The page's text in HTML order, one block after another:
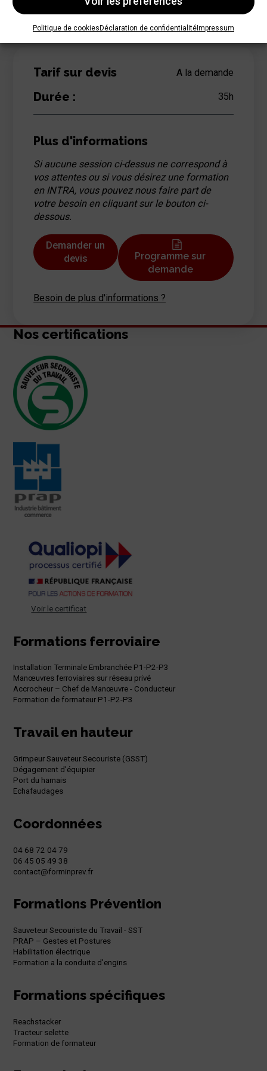
Politique de cookiesDéclaration de confidentialitéImpressum
Évalution formative et sommative, cf programme à la
Tarif sur devis A la demande
Durée : 35h
Plus d'informations
Si aucune session ci-dessus ne correspond à
vos attentes ou si vous désirez une formation
en INTRA, vous pouvez nous faire part de
votre besoin en cliquant sur le bouton ci-
dessous.
Demander un
devis
Programme sur
demande
Besoin de plus d'informations ?
Nos certifications
Voir le certificat
Formations ferroviaire
Installation Terminale Embranchée P1-P2-P3
Manœuvres ferroviaires sur réseau privé
Accrocheur – Chef de Manœuvre - Conducteur
Formation de formateur P1-P2-P3
Travail en hauteur
Grimpeur Sauveteur Secouriste (GSST)
Dégagement d’équipier
Port du harnais
Echafaudages
Coordonnées
04 68 72 04 79
06 45 05 49 38
contact@forminprev.fr
Formations Prévention
Sauveteur Secouriste du Travail - SST
PRAP – Gestes et Postures
Habilitation électrique
Formation a la conduite d'engins
Formations spécifiques
Reachstacker
Tracteur selette
Formation de formateur